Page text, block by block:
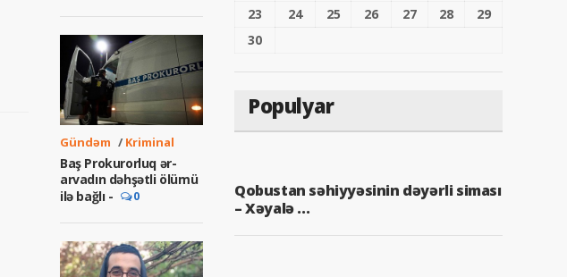
Gündəm / Kriminal
Baş Prokurorluq ər-
arvadın dəhşətli ölümü
ilə bağlı -
0
23
24 25 26 27 28
29
30
Populyar
Qobustan səhiyyəsinin dəyərli siması
– Xəyalə ...